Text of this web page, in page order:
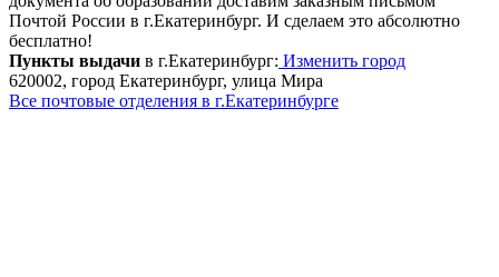
Почтой России в г.Екатеринбург. И сделаем это абсолютно
бесплатно!
Пункты выдачи в г.Екатеринбург: Изменить город
620002, город Екатеринбург, улица Мира
Все почтовые отделения в г.Екатеринбурге